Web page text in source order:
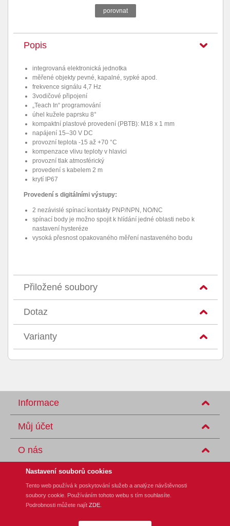
porovnat
Popis
integrovaná elektronická jednotka
měřené objekty pevné, kapalné, sypké apod.
frekvence signálu 4,7 Hz
3vodičové připojení
„Teach In“ programování
úhel kužele paprsku 8°
kompaktní plastové provedení (PBTB): M18 x 1 mm
napájení 15–30 V DC
provozní teplota -15 až +70 °C
kompenzace vlivu teploty v hlavici
provozní tlak atmosférický
provedení s kabelem 2 m
krytí IP67
Provedení s digitálními výstupy:
2 nezávislé spínací kontakty PNP/NPN, NO/NC
spínací body je možno spojit k hlídání jedné oblasti nebo k
nastavení hysteréze
vysoká přesnost opakovaného měření nastaveného bodu
Přiložené soubory
Dotaz
Varianty
Informace
Můj účet
O nás
REM-Technik s.r.o., Klíny 35, CZ-615 00 Brno
Nastavení souborů cookies
Tento web používá k poskytování služeb a analýze návštěvnosti
soubory cookie. Používáním tohoto webu s tím souhlasíte.
Podrobnosti můžete najít ZDE